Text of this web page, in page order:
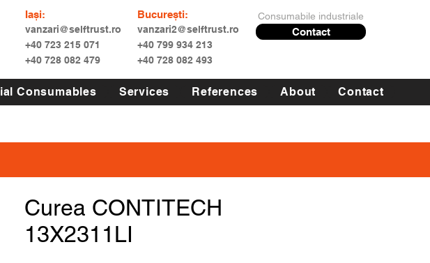
Iași:
vanzari@selftrust.ro
+40 723 215 071
+40 728 082 479
București:
vanzari2@selftrust.ro
+40 799 934 213
+40 728 082 493
Consumabile industriale
Contact
Consumables Services References About Contact
Curea CONTITECH
13X2311LI